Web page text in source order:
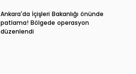
Ankara'da İçişleri Bakanlığı önünde
patlama! Bölgede operasyon
düzenlendi